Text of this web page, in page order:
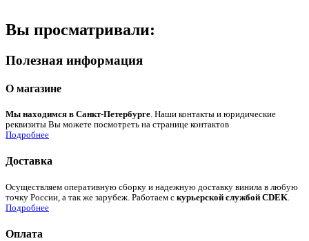
Вы просматривали:
Полезная информация
О магазине
Мы находимся в Санкт-Петербурге. Наши контакты и юридические
реквизиты Вы можете посмотреть на странице контактов
Подробнее
Доставка
Осуществляем оперативную сборку и надежную доставку винила в любую
точку России, а так же зарубеж. Работаем с курьерской службой CDEK
Подробнее
Оплата